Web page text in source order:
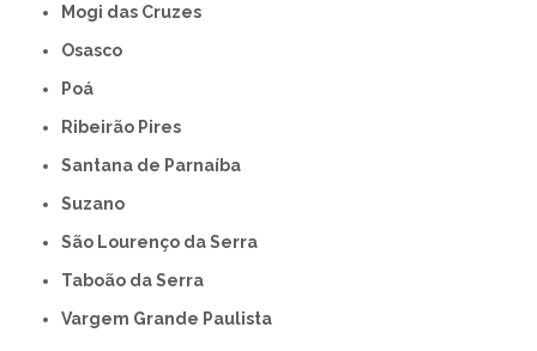
Mogi das Cruzes
Osasco
Poá
Ribeirão Pires
Santana de Parnaíba
Suzano
São Lourenço da Serra
Taboão da Serra
Vargem Grande Paulista